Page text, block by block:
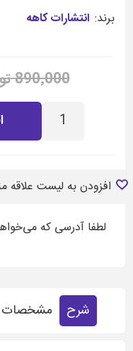
برند: انتشارات کاهه
890٬000 تومان
افزودن به لیست علاقه
لطفا آدرسی که
شرح مشخصات